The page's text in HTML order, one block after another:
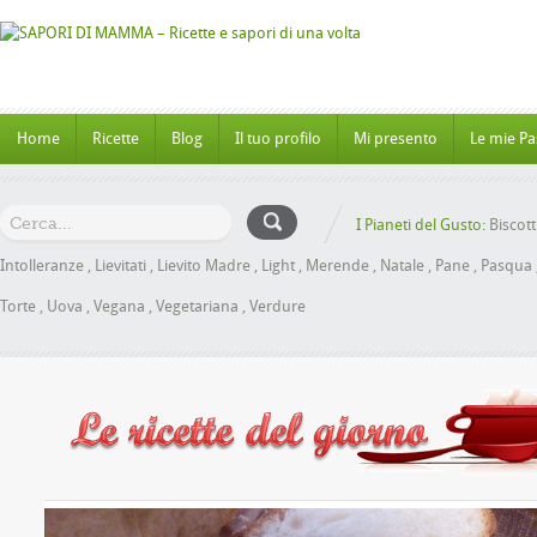
Home Ricette Blog Il tuo profilo Mi presento Le mie
I Pianeti del Gusto:
Intolleranze , Lievitati , Lievito Madre , Light , Merende , Natale , Pane , Pasqua
Torte , Uova , Vegana , Vegetariana , Verdure
al Miele senza